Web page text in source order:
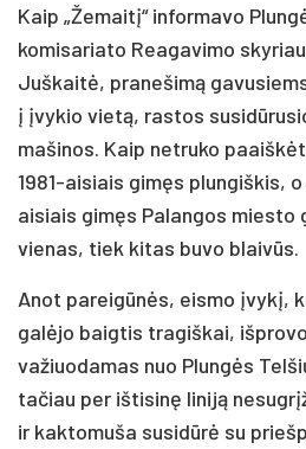
Kaip „Žemaitį“ informavo
komisariato Reagavimo
Juškaitė, pranešimą
į įvykio vietą, rastos
mašinos. Kaip netruko
1981-aisiais gimęs plungiškis,
aisiais gimęs Palangos miesto
vienas, tiek kitas buvo blaivūs.
Anot pareigūnės, eismo įvykį,
galėjo baigtis tragiškai,
važiuodamas nuo Plungės
tačiau per ištisinę liniją
ir kaktomuša susidūrė su